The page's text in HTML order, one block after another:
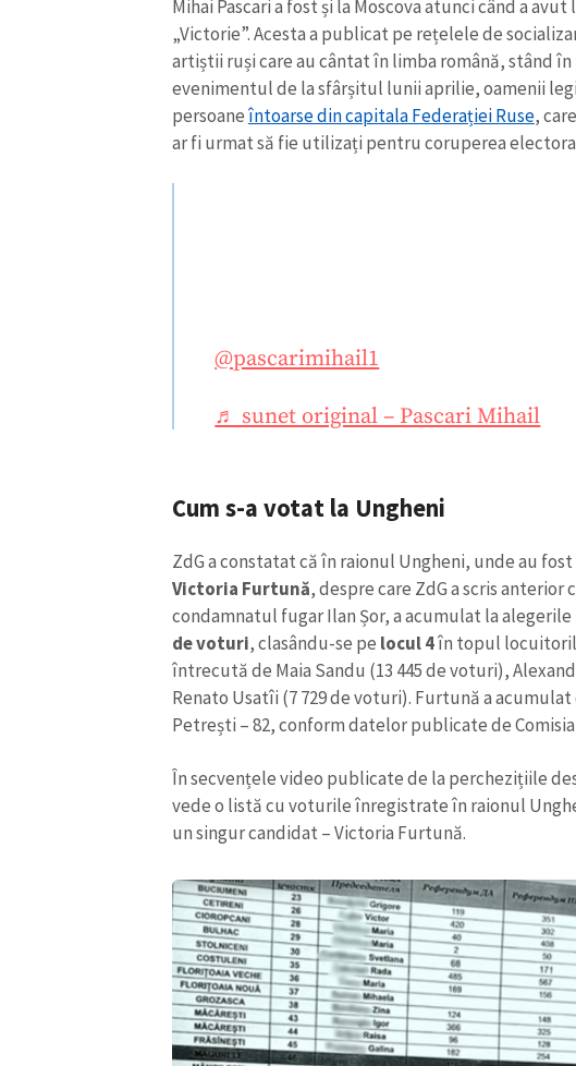
Mihai Pascari a fost și la Moscova atunci când a avut
„Victorie”. Acesta a publicat pe rețelele de
artiștii ruși care au cântat în limba română, stând
evenimentul de la sfârșitul lunii aprilie, oamenii
persoaneîntoarse din capitala Federației Ruse,
ar fi urmat să fie utilizați pentru coruperea
@pascarimihail1
♬ sunet original – Pascari Mihail
Cum s-a votat la Ungheni
ZdG a constatat că în raionul Ungheni, unde au
Victoria Furtună, despre care ZdG a scris anterior
condamnatul fugar Ilan Șor, a acumulat la
de voturi, clasându-se pe locul 4în topul
întrecută de Maia Sandu (13 445 de voturi),
Renato Usatîi (7 729 de voturi). Furtună a
Petrești – 82, conform datelor publicate de
În secvențele video publicate de la perchezițiile
vede o listă cu voturile înregistrate în raionul
un singur candidat – Victoria Furtună.